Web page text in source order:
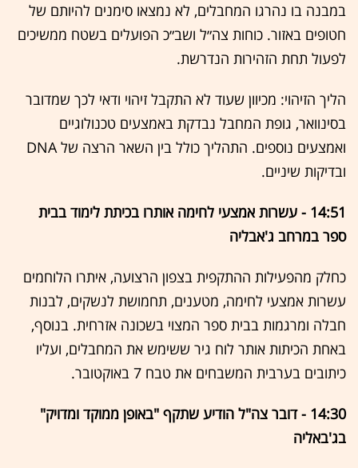
במבנה בו נהרגו המחבלים, לא נמצאו סימנים להיותם של
חטופים באזור. כוחות צה״ל ושב״כ הפועלים בשטח ממשיכים
לפעול תחת הזהירות הנדרשת.
הליך הזיהוי: מכיוון שעוד לא התקבל זיהוי ודאי לכך שמדובר
בסינוואר, גופת המחבל נבדקת באמצעים טכנולוגיים
ואמצעים נוספים. התהליך כולל בין השאר הרצה של DNA
ובדיקות שיניים.
14:51 - עשרות אמצעי לחימה אותרו בכיתת לימוד בבית
ספר במרחב ג'אבליה
כחלק מהפעילות ההתקפית בצפון הרצועה, איתרו הלוחמים
עשרות אמצעי לחימה, מטענים, תחמושת לנשקים, לבנות
חבלה ומרגמות בבית ספר המצוי בשכונה אזרחית. בנוסף,
באחת הכיתות אותר לוח גיר ששימש את המחבלים, ועליו
כיתובים בערבית המשבחים את טבח 7 באוקטובר.
14:30 - דובר צה"ל הודיע שתקף "באופן ממוקד ומדויק"
בג'באליה